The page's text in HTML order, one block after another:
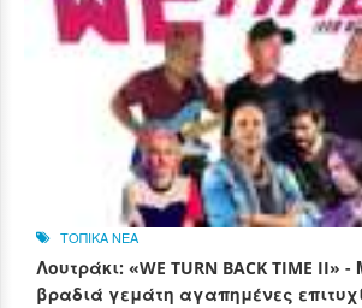
ΤΟΠΙΚΑ ΝΕΑ
Λουτράκι: «WE TURN BACK TIME II»
βραδιά γεμάτη αγαπημένες